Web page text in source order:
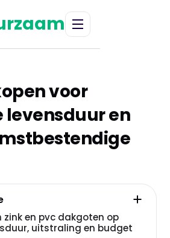
voor
en
zink en pvc dakgoten op
uitstraling en budget